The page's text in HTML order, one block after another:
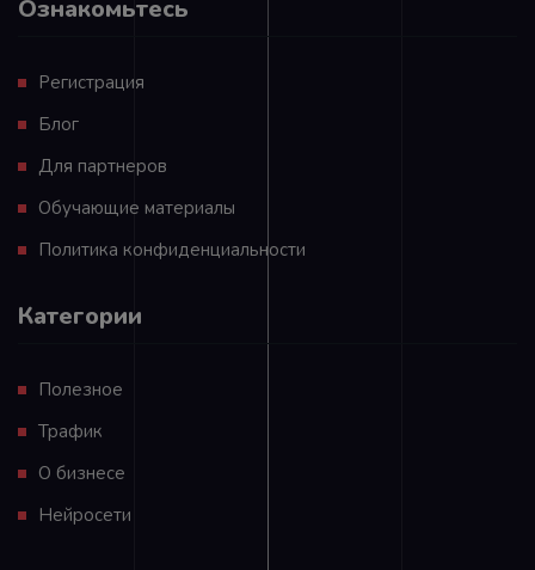
Ознакомьтесь
Регистрация
Блог
Для партнеров
Обучающие материалы
Политика конфиденциальности
Категории
Полезное
Трафик
О бизнесе
Нейросети